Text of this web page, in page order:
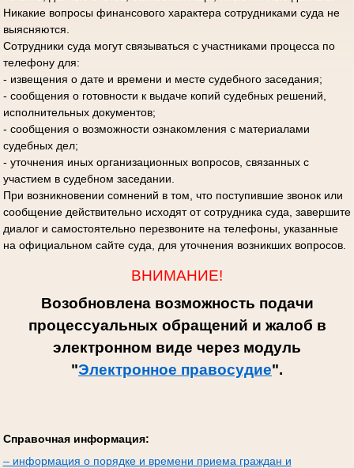
Никакие вопросы финансового характера сотрудниками суда не
выясняются.
Сотрудники суда могут связываться с участниками процесса по
телефону для:
- извещения о дате и времени и месте судебного заседания;
- сообщения о готовности к выдаче копий судебных решений,
исполнительных документов;
- сообщения о возможности ознакомления с материалами
судебных дел;
- уточнения иных организационных вопросов, связанных с
участием в судебном заседании.
При возникновении сомнений в том, что поступившие звонок или
сообщение действительно исходят от сотрудника суда, завершите
диалог и самостоятельно перезвоните на телефоны, указанные
на официальном сайте суда, для уточнения возникших вопросов.
ВНИМАНИЕ!
Возобновлена возможность подачи
процессуальных обращений и жалоб в
электронном виде через модуль
"Электронное правосудие".
Справочная информация:
– информация о порядке и времени приема граждан и